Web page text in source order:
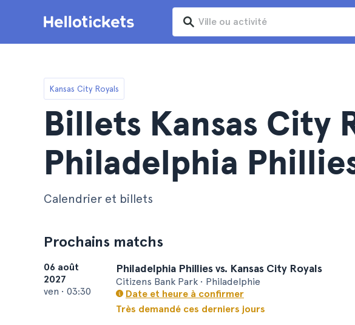
Kansas City Royals
Billets Kansas City
Philadelphia
Calendrier et billets
Prochains matchs
06 août
2027
ven • 03:30
Philadelphia Phillies vs. Kansas City Royals
Citizens Bank Park • Philadelphie
Date et heure à confirmer
Très demandé ces derniers jours